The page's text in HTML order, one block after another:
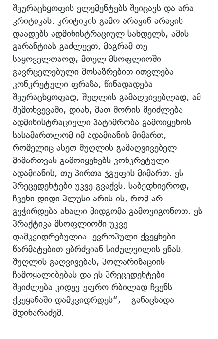
შეურაცხყოფის ელემენტებს შეიცავს და არა
კრიტიკას. კრიტიკის გამო არავინ არავის
დაადებს ადმინისტრაციულ სახდელს, ამის
გარანტიას გაძლევთ, მაგრამ თუ
საყოველთაოდ, მთელ მსოფლიოში
გავრცელებული მოსაზრებით ითვლება
კონკრეტული ფრაზა, წინადადება
შეურაცხყოფად, შუღლის გამაღვივებლად, ამ
შემთხვევაში, დიახ, მათ შორის შეიძლება
ადმინისტრაციული პატიმრობა გამოიყენოს
სასამართლომ იმ ადამიანის მიმართ,
რომელიც ასეთ შუღლის გამაღვივებელ
მიმართვას გამოიყენებს კონკრეტული
ადამიანის, თუ პირთა ჯგუფის მიმართ. ეს
პრეცედენტები უკვე გვაქვს. საბედნიეროდ,
ჩვენი დიდი პლუსი არის ის, რომ არ
გვჭირდება ახალი მიდგომა გამოვიგონოთ. ეს
პრაქტიკა მსოფლიოში უკვე
დამკვიდრებულია. ევროპული ქვეყნები
წარმატებით ებრძვიან სიძულვილის ენას,
შუღლის გაღვივებას, პოლარიზაციის
ჩამოყალიბებას და ეს პრეცედენტები
შეიძლება კიდევ უფრო რბილად ჩვენს
ქვეყანაში დამკვიდრდეს“, – განაცხადა
მდინარაძემ.